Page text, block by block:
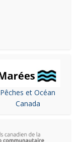
Pêches et Océan
Canada